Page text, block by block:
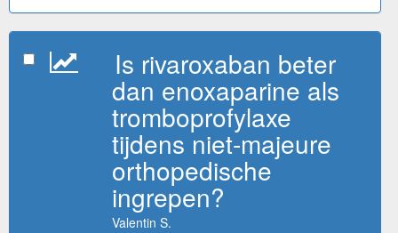
Is rivaroxaban beter
dan enoxaparine als
tromboprofylaxe
tijdens niet-majeure
orthopedische
ingrepen?
Valentin S.